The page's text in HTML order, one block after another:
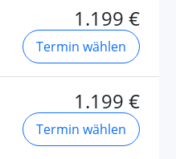
1.199 €
Termin wählen
1.199 €
Termin wählen